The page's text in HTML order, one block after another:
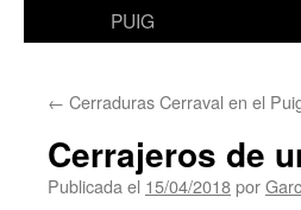
PUIG
← Cerraduras Cerraval en el
Cerrajeros de
Publicada el 15/04/2018por